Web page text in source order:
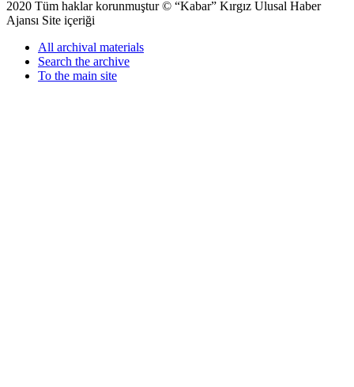
2020 Tüm haklar korunmuştur © “Kabar” Kırgız Ulusal Haber
Ajansı Site içeriği
All archival materials
Search the archive
To the main site